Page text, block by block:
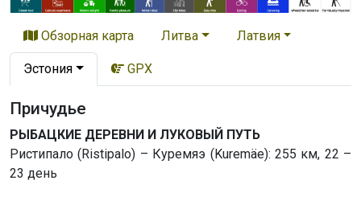
Обзорная карта Литва Латвия
Эстония GPX
Причудьe
РЫБАЦКИЕ ДЕРЕВНИ И ЛУКОВЫЙ ПУТЬ
Ристипало (Ristipalo) – Куремяэ (Kuremäe): 255 км, 22 –
23 день